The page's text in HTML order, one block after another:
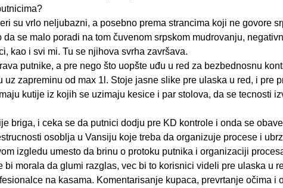
su vrlo neljubazni, a posebno prema strancima koji ne govore
se malo poradi na tom čuvenom srpskom mudrovanju,
kao i svi mi. Tu se njihova svrha završava.
putnike, a pre nego što uopšte uđu u red za bezbednosnu
uz zapreminu od max 1l. Stoje jasne slike pre ulaska u red, i pre
kutije iz kojih se uzimaju kesice i par stolova, da se tecnosti
briga, i ceka se da putnici dodju pre KD kontrole i onda se
osoblja u Vansiju koje treba da organizuje procese i
izgledu umesto da brinu o protoku putnika i organizaciji
bi morala da glumi razglas, vec bi to korisnici videli pre ulaska u
na kasama. Komentarisanje kupaca, prevrtanje očima i